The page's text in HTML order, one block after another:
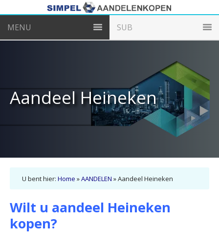
MENU SUB
U bent hier: Home »AANDELEN »Aandeel Heineken
Aandeel Heineken
Wilt u aandeel Heineken
kopen?